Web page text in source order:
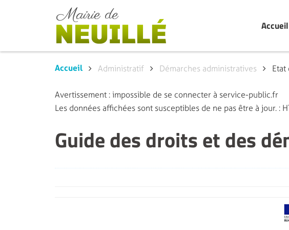
Accueil
Accueil Administratif Démarches administratives Etat
Avertissement : impossible de se connecter à service-public.fr
Les données affichées sont susceptibles de ne pas être à jour. :
Guide des droits et des